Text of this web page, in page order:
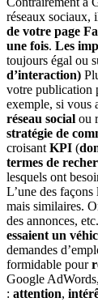
réseaux sociaux,
de votre page
une fois. Les
toujours égal ou
d’interaction)
votre publication
exemple, si vous
réseau social ou
stratégie de
croisantKPI (
termes de
lesquels ont
L’une des
mais similaires.
des annonces,
essaient un
demandes
formidable pour
Google
: attention,